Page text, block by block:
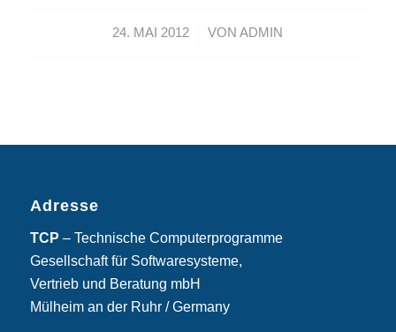
24. MAI 2012
/ VONADMIN
Adresse
TCP – Technische Computerprogramme
Gesellschaft für Softwaresysteme,
Vertrieb und Beratung mbH
Mülheim an der Ruhr / Germany